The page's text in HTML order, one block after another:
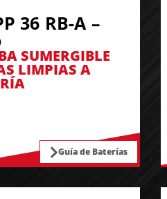
36 RB-A –
SUMERGIBLE
LIMPIAS A
Guía de Baterías